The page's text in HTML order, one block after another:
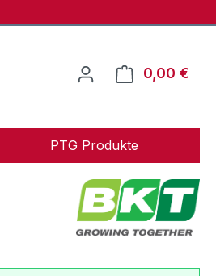
0,00 €
PTG Produkte